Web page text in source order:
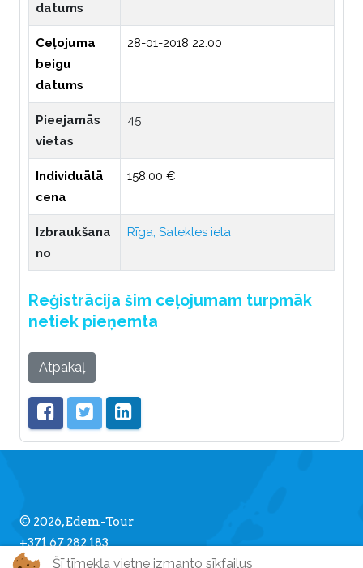
datums
Ceļojuma
beigu
datums
28-01-2018 22:00
Pieejamās
vietas
45
Individuālā
cena
158.00 €
Izbraukšana
no
Rīga, Satekles iela
Reģistrācija šim ceļojumam turpmāk
netiek pieņemta
Atpakaļ
© 2026, Edem-Tour
+371 67 282 183
info [] edemtour.lv
Šī tīmekļa vietne izmanto sīkfailus